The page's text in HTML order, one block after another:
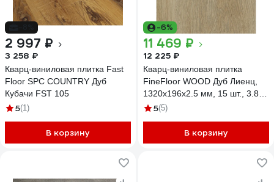
2 997 ₽
3 258 ₽
Кварц-виниловая плитка Fast
Floor SPC COUNTRY Дуб
Кубачи FST 105
5(1)
В корзину
-6%
11 469 ₽
12 225 ₽
Кварц-виниловая плитка
FineFloor WOOD Дуб Лиенц,
1320х196х2.5 мм, 15 шт., 3.88
кв. м FF 1437
5(5)
В корзину